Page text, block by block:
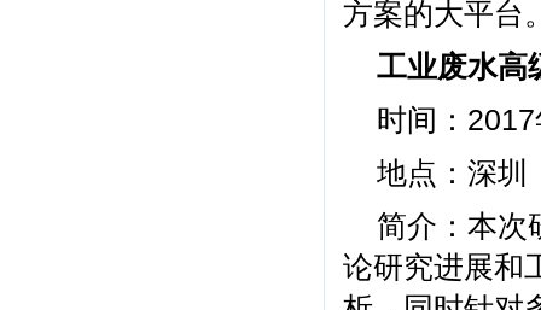
方案的大平台
工业废水高
时间：
地点：深圳
简介：本次
论研究进展和